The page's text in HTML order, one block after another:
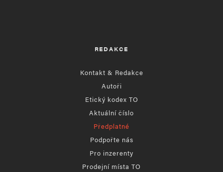
REDAKCE
Kontakt & Redakce
Autoři
Etický kodex TO
Aktuální číslo
Předplatné
Podpořte nás
Pro inzerenty
Prodejní místa TO